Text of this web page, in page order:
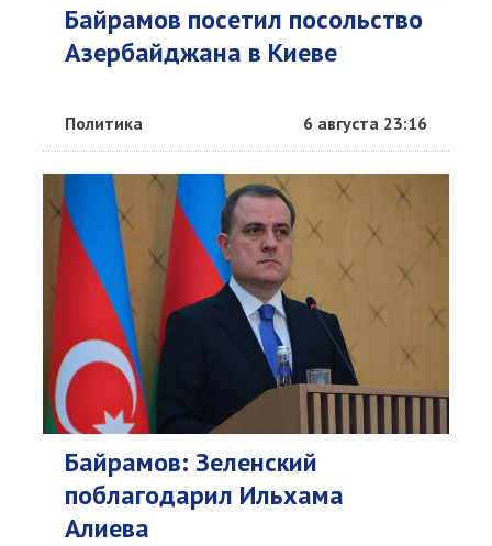
Байрамов посетил посольство
Азербайджана в Киеве
Политика 6 августа 23:16
Байрамов: Зеленский
поблагодарил Ильхама
Алиева